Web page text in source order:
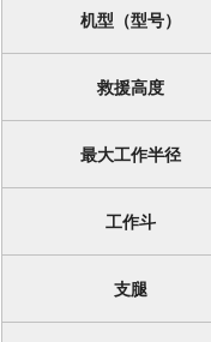
机型（型号）
救援高度
最大工作半径
工作斗
支腿